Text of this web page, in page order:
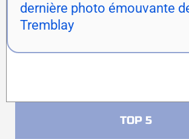
dernière photo émouvante
Tremblay
TOP 5